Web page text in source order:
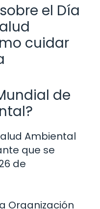
el Día
cuidar
de
Ambiental
que se
de
Organización